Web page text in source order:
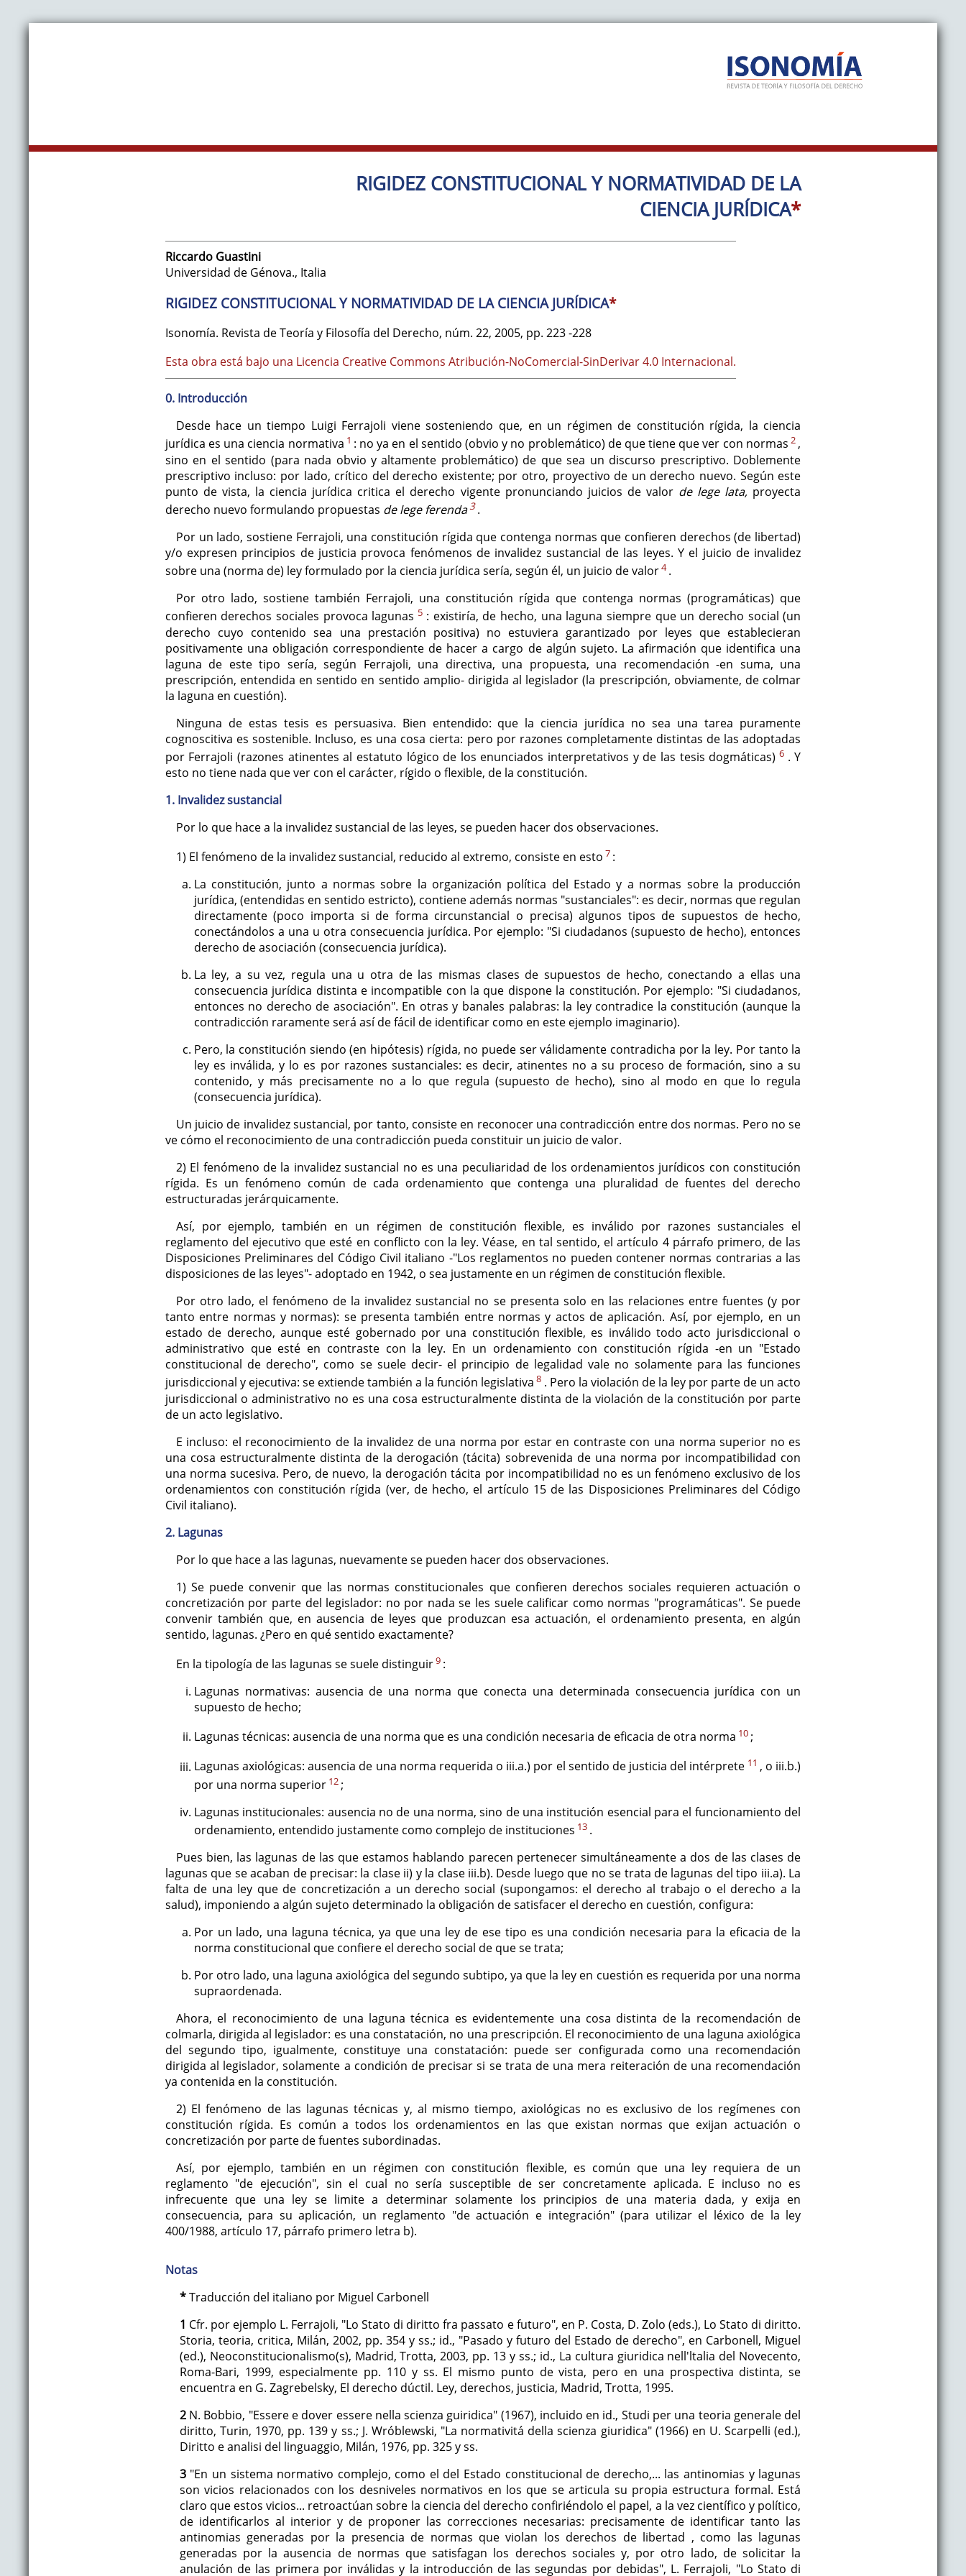
RIGIDEZ CONSTITUCIONAL Y NORMATIVIDAD DE LA
CIENCIA JURÍDICA*
Riccardo Guastini
Universidad de Génova., Italia
RIGIDEZ CONSTITUCIONAL Y NORMATIVIDAD DE LA CIENCIA JURÍDICA*
Isonomía. Revista de Teoría y Filosofía del Derecho, núm. 22, 2005, pp. 223-228
Esta obra está bajo una Licencia Creative Commons Atribución-NoComercial-SinDerivar 4.0 Internacional.
0. Introducción
Desde hace un tiempo Luigi Ferrajoli viene sosteniendo que, en un régimen de constitución rígida, la ciencia
jurídica es una ciencia normativa 1 : no ya en el sentido (obvio y no problemático) de que tiene que ver con normas 2,
sino en el sentido (para nada obvio y altamente problemático) de que sea un discurso prescriptivo. Doblemente
prescriptivo incluso: por lado, crítico del derecho existente; por otro, proyectivo de un derecho nuevo. Según este
punto de vista, la ciencia jurídica critica el derecho vigente pronunciando juicios de valor de lege lata, proyecta
derecho nuevo formulando propuestas de lege ferenda3 .
Por un lado, sostiene Ferrajoli, una constitución rígida que contenga normas que confieren derechos (de libertad)
y/o expresen principios de justicia provoca fenómenos de invalidez sustancial de las leyes. Y el juicio de invalidez
sobre una (norma de) ley formulado por la ciencia jurídica sería, según él, un juicio de valor4 .
Por otro lado, sostiene también Ferrajoli, una constitución rígida que contenga normas (programáticas) que
confieren derechos sociales provoca lagunas 5 : existiría, de hecho, una laguna siempre que un derecho social (un
derecho cuyo contenido sea una prestación positiva) no estuviera garantizado por leyes que establecieran
positivamente una obligación correspondiente de hacer a cargo de algún sujeto. La afirmación que identifica una
laguna de este tipo sería, según Ferrajoli, una directiva, una propuesta, una recomendación -en suma, una
prescripción, entendida en sentido en sentido amplio- dirigida al legislador (la prescripción, obviamente, de colmar
la laguna en cuestión).
Ninguna de estas tesis es persuasiva. Bien entendido: que la ciencia jurídica no sea una tarea puramente
cognoscitiva es sostenible. Incluso, es una cosa cierta: pero por razones completamente distintas de las adoptadas
por Ferrajoli (razones atinentes al estatuto lógico de los enunciados interpretativos y de las tesis dogmáticas) 6 . Y
esto no tiene nada que ver con el carácter, rígido o flexible, de la constitución.
1. Invalidez sustancial
Por lo que hace a la invalidez sustancial de las leyes, se pueden hacer dos observaciones.
1) El fenómeno de la invalidez sustancial, reducido al extremo, consiste en esto 7 :
La constitución, junto a normas sobre la organización política del Estado y a normas sobre la producción
jurídica, (entendidas en sentido estricto), contiene además normas "sustanciales": es decir, normas que regulan
directamente (poco importa si de forma circunstancial o precisa) algunos tipos de supuestos de hecho,
conectándolos a una u otra consecuencia jurídica. Por ejemplo: "Si ciudadanos (supuesto de hecho), entonces
derecho de asociación (consecuencia jurídica).
La ley, a su vez, regula una u otra de las mismas clases de supuestos de hecho, conectando a ellas una
consecuencia jurídica distinta e incompatible con la que dispone la constitución. Por ejemplo: "Si ciudadanos,
entonces no derecho de asociación". En otras y banales palabras: la ley contradice la constitución (aunque la
contradicción raramente será así de fácil de identificar como en este ejemplo imaginario).
Pero, la constitución siendo (en hipótesis) rígida, no puede ser válidamente contradicha por la ley. Por tanto la
ley es inválida, y lo es por razones sustanciales: es decir, atinentes no a su proceso de formación, sino a su
contenido, y más precisamente no a lo que regula (supuesto de hecho), sino al modo en que lo regula
(consecuencia jurídica).
Un juicio de invalidez sustancial, por tanto, consiste en reconocer una contradicción entre dos normas. Pero no se
ve cómo el reconocimiento de una contradicción pueda constituir un juicio de valor.
2) El fenómeno de la invalidez sustancial no es una peculiaridad de los ordenamientos jurídicos con constitución
rígida. Es un fenómeno común de cada ordenamiento que contenga una pluralidad de fuentes del derecho
estructuradas jerárquicamente.
Así, por ejemplo, también en un régimen de constitución flexible, es inválido por razones sustanciales el
reglamento del ejecutivo que esté en conflicto con la ley. Véase, en tal sentido, el artículo 4 párrafo primero, de las
Disposiciones Preliminares del Código Civil italiano -"Los reglamentos no pueden contener normas contrarias a las
disposiciones de las leyes"- adoptado en 1942, o sea justamente en un régimen de constitución flexible.
Por otro lado, el fenómeno de la invalidez sustancial no se presenta solo en las relaciones entre fuentes (y por
tanto entre normas y normas): se presenta también entre normas y actos de aplicación. Así, por ejemplo, en un
estado de derecho, aunque esté gobernado por una constitución flexible, es inválido todo acto jurisdiccional o
administrativo que esté en contraste con la ley. En un ordenamiento con constitución rígida -en un "Estado
constitucional de derecho", como se suele decir- el principio de legalidad vale no solamente para las funciones
jurisdiccional y ejecutiva: se extiende también a la función legislativa 8 . Pero la violación de la ley por parte de un acto
jurisdiccional o administrativo no es una cosa estructuralmente distinta de la violación de la constitución por parte
de un acto legislativo.
E incluso: el reconocimiento de la invalidez de una norma por estar en contraste con una norma superior no es
una cosa estructuralmente distinta de la derogación (tácita) sobrevenida de una norma por incompatibilidad con
una norma sucesiva. Pero, de nuevo, la derogación tácita por incompatibilidad no es un fenómeno exclusivo de los
ordenamientos con constitución rígida (ver, de hecho, el artículo 15 de las Disposiciones Preliminares del Código
Civil italiano).
2. Lagunas
Por lo que hace a las lagunas, nuevamente se pueden hacer dos observaciones.
1) Se puede convenir que las normas constitucionales que confieren derechos sociales requieren actuación o
concretización por parte del legislador: no por nada se les suele calificar como normas "programáticas". Se puede
convenir también que, en ausencia de leyes que produzcan esa actuación, el ordenamiento presenta, en algún
sentido, lagunas. ¿Pero en qué sentido exactamente?
En la tipología de las lagunas se suele distinguir9 :
Lagunas normativas: ausencia de una norma que conecta una determinada consecuencia jurídica con un
supuesto de hecho;
Lagunas técnicas: ausencia de una norma que es una condición necesaria de eficacia de otra norma 10;
Lagunas axiológicas: ausencia de una norma requerida o iii.a.) por el sentido de justicia del intérprete 11 , o iii.b.)
por una norma superior 12 ;
Lagunas institucionales: ausencia no de una norma, sino de una institución esencial para el funcionamiento del
ordenamiento, entendido justamente como complejo de instituciones 13 .
Pues bien, las lagunas de las que estamos hablando parecen pertenecer simultáneamente a dos de las clases de
lagunas que se acaban de precisar: la clase ii) y la clase iii.b). Desde luego que no se trata de lagunas del tipo iii.a). La
falta de una ley que de concretización a un derecho social (supongamos: el derecho al trabajo o el derecho a la
salud), imponiendo a algún sujeto determinado la obligación de satisfacer el derecho en cuestión, configura:
Por un lado, una laguna técnica, ya que una ley de ese tipo es una condición necesaria para la eficacia de la
norma constitucional que confiere el derecho social de que se trata;
Por otro lado, una laguna axiológica del segundo subtipo, ya que la ley en cuestión es requerida por una norma
supraordenada.
Ahora, el reconocimiento de una laguna técnica es evidentemente una cosa distinta de la recomendación de
colmarla, dirigida al legislador: es una constatación, no una prescripción. El reconocimiento de una laguna axiológica
del segundo tipo, igualmente, constituye una constatación: puede ser configurada como una recomendación
dirigida al legislador, solamente a condición de precisar si se trata de una mera reiteración de una recomendación
ya contenida en la constitución.
2) El fenómeno de las lagunas técnicas y, al mismo tiempo, axiológicas no es exclusivo de los regímenes con
constitución rígida. Es común a todos los ordenamientos en las que existan normas que exijan actuación o
concretización por parte de fuentes subordinadas.
Así, por ejemplo, también en un régimen con constitución flexible, es común que una ley requiera de un
reglamento "de ejecución", sin el cual no sería susceptible de ser concretamente aplicada. E incluso no es
infrecuente que una ley se limite a determinar solamente los principios de una materia dada, y exija en
consecuencia, para su aplicación, un reglamento "de actuación e integración" (para utilizar el léxico de la ley
400/1988, artículo 17, párrafo primero letra b).
Notas
*Traducción del italiano por Miguel Carbonell
1 Cfr. por ejemplo L. Ferrajoli, "Lo Stato di diritto fra passato e futuro", en P. Costa, D. Zolo (eds.), Lo Stato di diritto.
Storia, teoria, critica, Milán, 2002, pp. 354 y ss.; id., "Pasado y futuro del Estado de derecho", en Carbonell, Miguel
(ed.), Neoconstitucionalismo(s), Madrid, Trotta, 2003, pp. 13 y ss.; id., La cultura giuridica nell'ltalia del Novecento,
Roma-Bari, 1999, especialmente pp. 110 y ss. El mismo punto de vista, pero en una prospectiva distinta, se
encuentra en G. Zagrebelsky, El derecho dúctil. Ley, derechos, justicia, Madrid, Trotta, 1995.
2N. Bobbio, "Essere e dover essere nella scienza guiridica" (1967), incluido en id., Studi per una teoria generale del
diritto, Turin, 1970, pp. 139 y ss.; J. Wróblewski, "La normativitá della scienza giuridica" (1966) en U. Scarpelli (ed.),
Diritto e analisi del linguaggio, Milán, 1976, pp. 325 y ss.
3"En un sistema normativo complejo, como el del Estado constitucional de derecho,... las antinomias y lagunas
son vicios relacionados con los desniveles normativos en los que se articula su propia estructura formal. Está
claro que estos vicios... retroactúan sobre la ciencia del derecho confiriéndolo el papel, a la vez científico y político,
de identificarlos al interior y de proponer las correcciones necesarias: precisamente de identificar tanto las
antinomias generadas por la presencia de normas que violan los derechos de libertad , como las lagunas
generadas por la ausencia de normas que satisfagan los derechos sociales y, por otro lado, de solicitar la
anulación de las primera por inválidas y la introducción de las segundas por debidas", L. Ferrajoli, "Lo Stato di